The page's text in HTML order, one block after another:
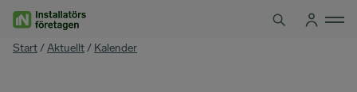
You
Start/Aktuellt/ Kalender